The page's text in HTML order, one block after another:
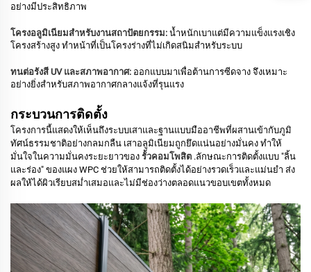
อย่างมีประสิทธิภาพ
โครงอลูมิเนียมสำหรับงานสถาปัตยกรรม: น้ำหนักเบาแต่มีความแข็งแรงเชิง
โครงสร้างสูง ทำหน้าที่เป็นโครงร่างที่ไม่เกิดสนิมสำหรับระบบ
ทนต่อรังสี UV และสภาพอากาศ: ออกแบบมาเพื่อต้านการซีดจาง จึงเหมาะ
อย่างยิ่งสำหรับสภาพอากาศกลางแจ้งที่รุนแรง
กระบวนการติดตั้ง
โครงการนี้แสดงให้เห็นถึงระบบเสาและฐานแบบมืออาชีพที่ผสานเข้ากับภูมิ
ทัศน์ธรรมชาติอย่างกลมกลืน เสาอลูมิเนียมถูกยึดแน่นอย่างมั่นคง ทำให้
มั่นใจในความมั่นคงระยะยาวของ รั้วคอมโพสิต .ลักษณะการติดตั้งแบบ "ลิ้น
และร่อง" ของแผง WPC ช่วยให้สามารถติดตั้งได้อย่างรวดเร็วและแม่นยำ ส่ง
ผลให้ได้ผิวเรียบสม่ำเสมอและไม่มีช่องว่างตลอดแนวขอบเขตทั้งหมด